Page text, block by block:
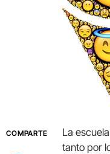
COMPARTE
La
tanto por